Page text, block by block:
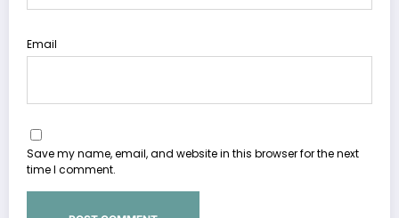
Email
Save my name, email, and website in this browser for the next
time I comment.